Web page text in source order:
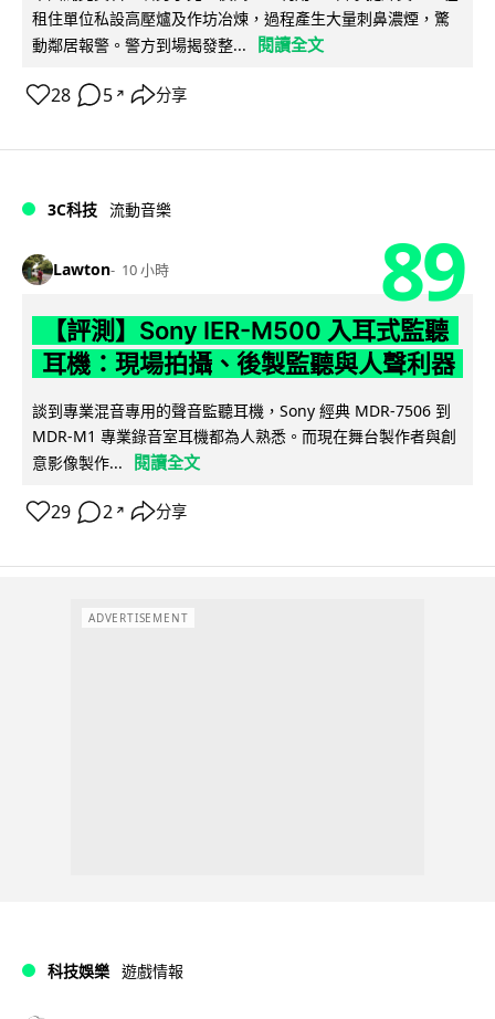
租住單位私設高壓爐及作坊冶煉，過程產生大量刺鼻濃煙，驚
動鄰居報警。警方到場揭發整...
閱讀全文
28 5 ↗ 分享
3C科技 流動音樂
Lawton 10 小時 89
【評測】Sony IER-M500 入耳式監聽
耳機：現場拍攝、後製監聽與人聲利器
談到專業混音專用的聲音監聽耳機，Sony 經典 MDR-7506 到
MDR-M1 專業錄音室耳機都為人熟悉。而現在舞台製作者與創
意影像製作...
閱讀全文
29 2 ↗ 分享
ADVERTISEMENT
科技娛樂 遊戲情報